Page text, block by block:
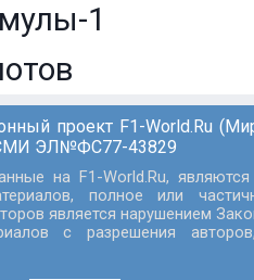
1
проект F1-World.Ru
ЭЛ№ФС77-43829
на F1-World.Ru,
полное или
является нарушением
с разрешения